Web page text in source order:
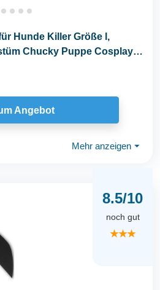
Hunde Killer Größe l,
Chucky Puppe Cosplay
Angebot
Mehr anzeigen ⏷
8.5/10
noch gut
★★★